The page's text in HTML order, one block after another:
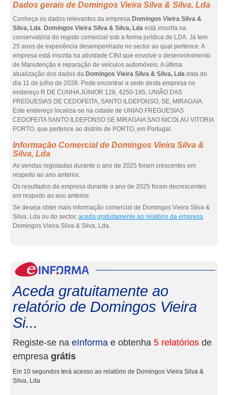
Dados gerais de Domingos Vieira Silva & Silva, Lda
Conheça os dados relevantes da empresa Domingos Vieira Silva &
Silva, Lda. Domingos Vieira Silva & Silva, Lda está inscrita na
conservatória do registo comercial sob a forma jurídica de LDA. Já tem
25 anos de experiência desempenhada no sector ao qual pertence. A
empresa está inscrita na atividade CINI que envolve o desenvolvimento
de Manutenção e reparação de veículos automóveis. A última
atualização dos dados da Domingos Vieira Silva & Silva, Lda data do
dia 11 de julho de 2026. Pode encontrar a sede desta empresa no
endereço R DE CUNHA JÚNIOR 128, 4250-185, UNIÃO DAS
FREGUESIAS DE CEDOFEITA, SANTO ILDEFONSO, SE, MIRAGAIA.
Este endereço localiza-se na cidade de UNIAO FREGUESIAS
CEDOFEITA SANTO ILDEFONSO SE MIRAGAIA SAO NICOLAU VITORIA
PORTO, que pertence ao distrito de PORTO, em Portugal.
Informação Comercial de Domingos Vieira Silva &
Silva, Lda
As vendas registadas durante o ano de 2025 foram crescentes em
respeito ao ano anterior.
Os resultados da empresa durante o ano de 2025 foram decrescentes
em respeito ao ano anterior.
Se deseja obter mais informação comercial de Domingos Vieira Silva &
Silva, Lda ou do sector, aceda gratuitamente ao relatório da empresa
Domingos Vieira Silva & Silva, Lda.
Aceda gratuitamente ao
relatório de Domingos Vieira
Si...
Registe-se na eInforma e obtenha 5 relatórios de
empresa grátis
Em 10 segundos terá acesso ao relatório de Domingos Vieira Silva &
Silva, Lda